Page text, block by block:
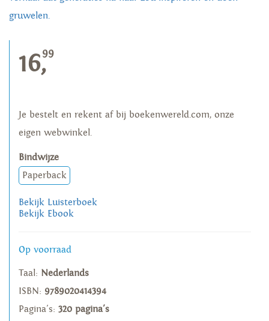
gruwelen.
16,99
Je bestelt en rekent af bij boekenwereld.com, onze
eigen webwinkel.
Bindwijze
Paperback
Bekijk Luisterboek
Bekijk Ebook
Op voorraad
Taal: Nederlands
ISBN: 9789020414394
Pagina's: 320 pagina's